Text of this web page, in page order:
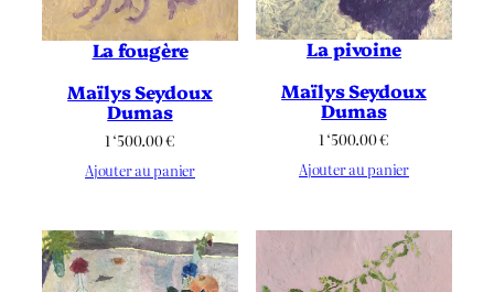
La fougère
Maïlys Seydoux
Dumas
1 ‘500.00€
Ajouter au panier
La pivoine
Maïlys Seydoux
Dumas
1 ‘500.00€
Ajouter au panier